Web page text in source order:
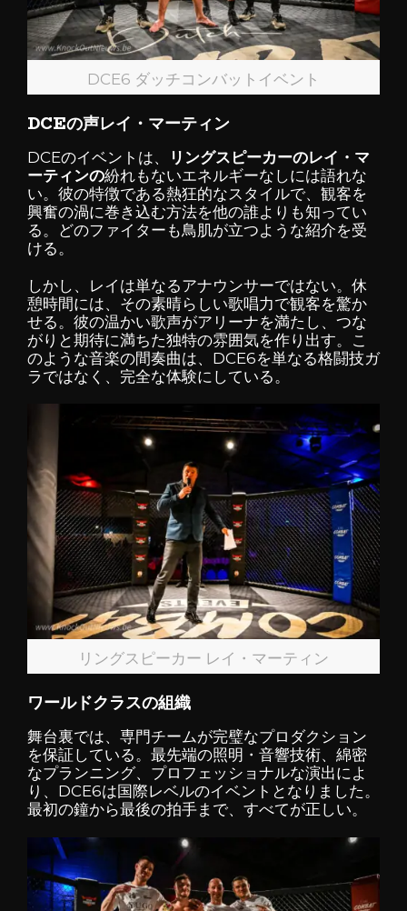
DCE6 ダッチコンバットイベント
DCEの声レイ・マーティン
DCEのイベントは、
リングスピーカーのレイ・マ
ーティンの紛れもないエネルギーなしには語れな
い。彼の特徴である熱狂的なスタイルで、観客を
興奮の渦に巻き込む方法を他の誰よりも知ってい
る。どのファイターも鳥肌が立つような紹介を受
ける。
しかし、レイは単なるアナウンサーではない。休
憩時間には、その素晴らしい歌唱力で観客を驚か
せる。彼の温かい歌声がアリーナを満たし、つな
がりと期待に満ちた独特の雰囲気を作り出す。こ
のような音楽の間奏曲は、DCE6を単なる格闘技ガ
ラではなく、完全な体験にしている。
リングスピーカー レイ・マーティン
ワールドクラスの組織
舞台裏では、専門チームが完璧なプロダクション
を保証している。最先端の照明・音響技術、綿密
なプランニング、プロフェッショナルな演出によ
り、DCE6は国際レベルのイベントとなりました。
最初の鐘から最後の拍手まで、すべてが正しい。